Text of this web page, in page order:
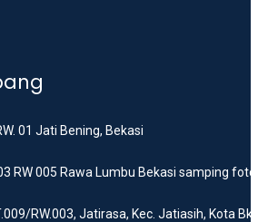
01 Jati Bening, Bekasi
RW 005 Rawa Lumbu Bekasi samping
RW.003, Jatirasa, Kec. Jatiasih, Kota